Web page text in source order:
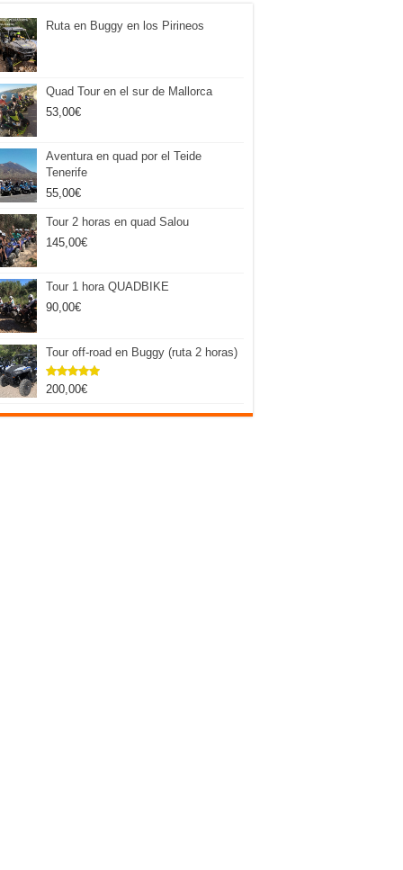
Ruta en Buggy en los Pirineos
Quad Tour en el sur de Mallorca
53,00€
Aventura en quad por el Teide
Tenerife
55,00€
Tour 2 horas en quad Salou
145,00€
Tour 1 hora QUADBIKE
90,00€
Tour off-road en Buggy (ruta 2 horas)
Valorado
de 5
200,00€